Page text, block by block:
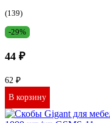
(139)
-29%
44 ₽
62 ₽
В корзину